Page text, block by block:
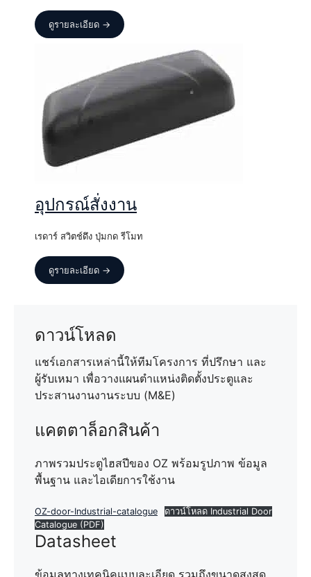
ดูรายละเอียด →
อุปกรณ์สั่งงาน
เรดาร์ สวิตช์ดึง ปุ่มกด รีโมท
ดูรายละเอียด →
ดาวน์โหลด
แชร์เอกสารเหล่านี้ให้ทีมโครงการ ที่ปรึกษา และ
ผู้รับเหมา เพื่อวางแผนตำแหน่งติดตั้งประตูและ
ประสานงานงานระบบ (M&E)
แคตตาล็อกสินค้า
ภาพรวมประตูไฮสปีของ OZ พร้อมรูปภาพ ข้อมูล
พื้นฐาน และไอเดียการใช้งาน
OZ-door-Industrial-catalogue
ดาวน์โหลด Industrial Door
Catalogue (PDF)
Datasheet
ข้อมูลทางเทคนิคแบบละเอียด รวมถึงขนาดสูงสุด